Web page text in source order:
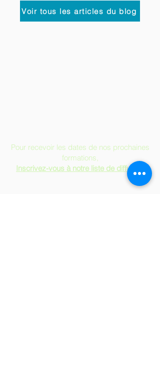
Voir tous les articles du blog
Pour recevoir les dates de nos prochaines
formations,
Inscrivez-vous à notre liste de diffusion
Soirées & séances d'Information